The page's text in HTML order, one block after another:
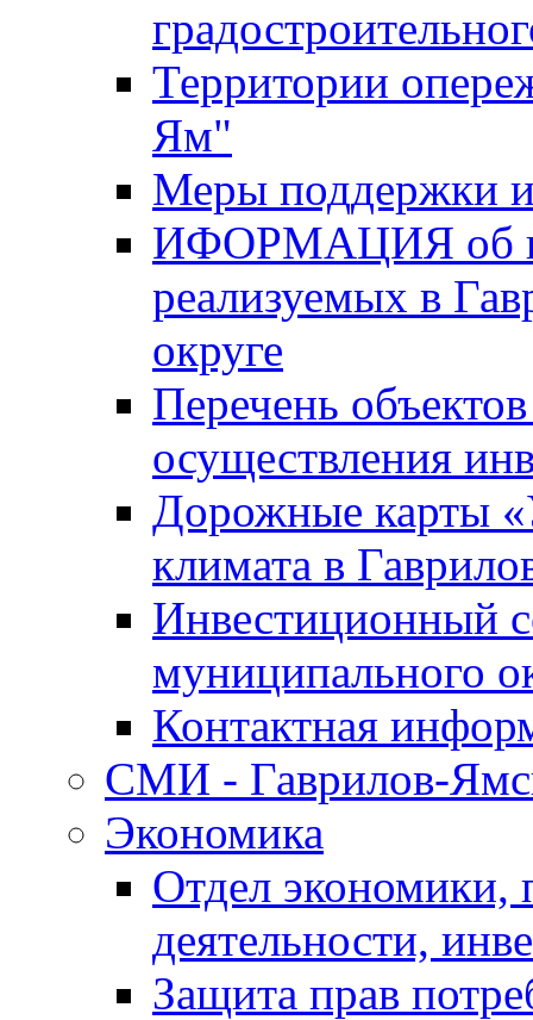
Территории
Ям"
Меры поддержки
ИФОРМАЦИЯ об
реализуемых в
округе
Перечень
осуществления
Дорожные карты
климата в
Инвестиционный
муниципального
Контактная
СМИ - Гаврилов-
Экономика
Отдел экономики,
деятельности,
Защита прав